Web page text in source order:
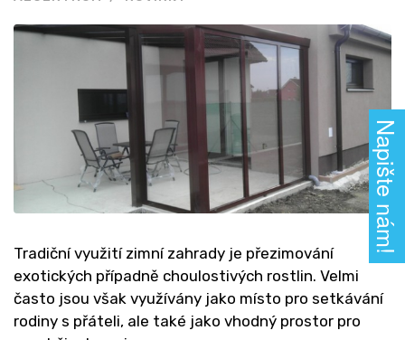
Tradiční využití zimní zahrady je přezimování
exotických případně choulostivých rostlin. Velmi
často jsou však využívány jako místo pro setkávání
rodiny s přáteli, ale také jako vhodný prostor pro
Napište nám!